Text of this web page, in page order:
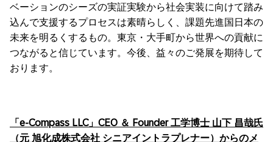
ベーションのシーズの実証実験から社会実装に向けて踏み
込んで支援するプロセスは素晴らしく、課題先進国日本の
未来を明るくするもの。東京・大手町から世界への貢献に
つながると信じています。今後、益々のご発展を期待して
おります。
「 e-Compass LLC」CEO ＆ Founder 工学博士 山下 昌哉氏
（元 旭化成株式会社 シニアイントラプレナー）からのメ